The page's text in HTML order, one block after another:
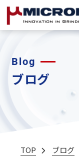
Blog
ブログ
TOP ブログ